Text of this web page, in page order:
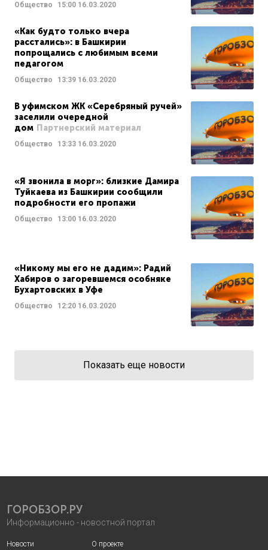
Общество 15:00 16.03.2020
«Как будто только вчера
расстались»: в Башкирии
попрощались с любимым всеми
педагогом
Общество 13:39 16.03.2020
В уфимском ЖК «Серебряный ручей»
заселили очередной
дом Партнерский материал
Общество 13:33 16.03.2020
«Я звонила в морг»: близкие Дамира
Туйкаева из Башкирии сообщили
подробности его пропажи
Общество 13:00 16.03.2020
«Никому мы его не дадим»: Радий
Хабиров о загоревшемся особняке
Бухартовских в Уфе
Общество 12:20 16.03.2020
Показать еще новости
ГОРОБЗОР.РУ
Информационно - новостной портал
Новости О проекте